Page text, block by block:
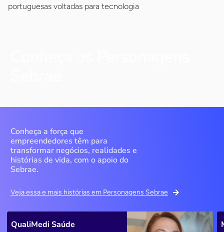
portuguesas voltadas para tecnologia
Conheça a força que
empreendedores têm para
transformar negócios, realidades e
histórias de vida, com o apoio do
Sebrae.
Veja essa e mais histórias em Personagens Sebrae
QualiMedi Saúde